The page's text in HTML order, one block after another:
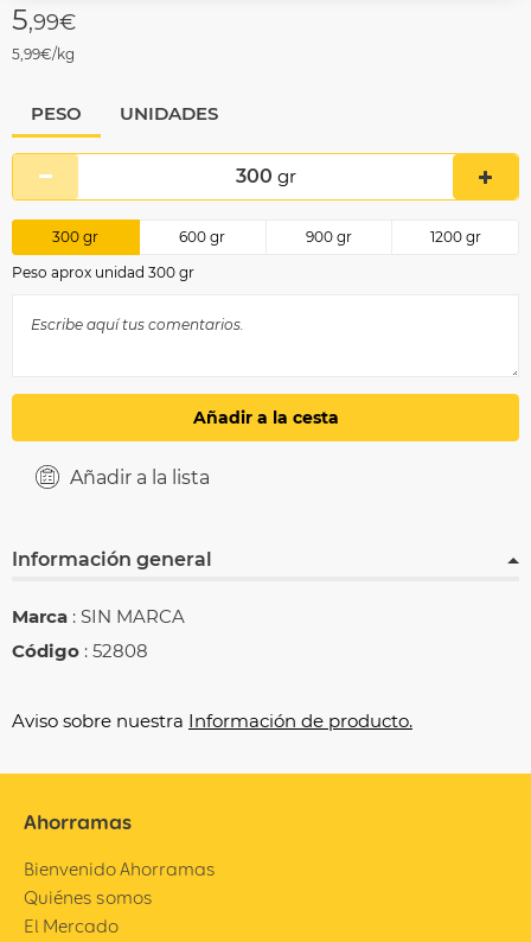
5,99€
5,99€/kg
PESO UNIDADES
300 gr
300 gr 600 gr 900 gr 1200 gr
Peso aprox unidad 300 gr
Añadir a la cesta
Añadir a la lista
Información general
Marca : SIN MARCA
Código : 52808
Aviso sobre nuestra Información de producto.
Ahorramas
Bienvenido Ahorramas
Quiénes somos
El Mercado